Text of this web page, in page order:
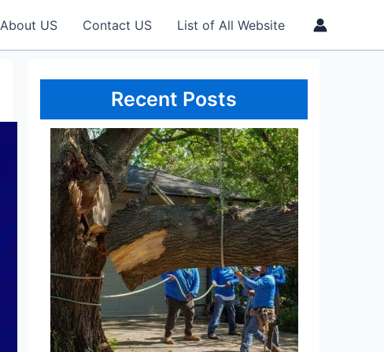
About US Contact US List of All Website
Recent Posts